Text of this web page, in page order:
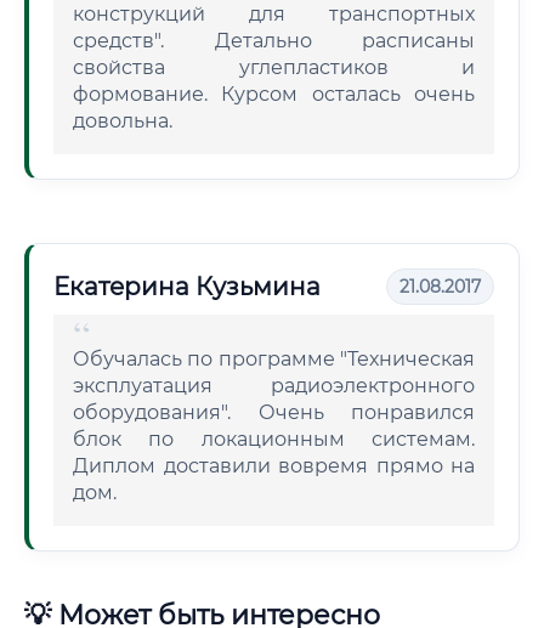
конструкций для транспортных
средств". Детально расписаны
свойства углепластиков и
формование. Курсом осталась очень
довольна.
Екатерина Кузьмина 21.08.2017
Обучалась по программе "Техническая
эксплуатация радиоэлектронного
оборудования". Очень понравился
блок по локационным системам.
Диплом доставили вовремя прямо на
дом.
💡 Может быть интересно